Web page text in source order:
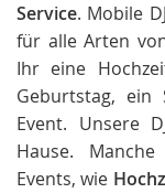
Service. Mobile
für alle Arten
Ihr eine
Geburtstag, ein
Event. Unsere
Hause.
Events, wie